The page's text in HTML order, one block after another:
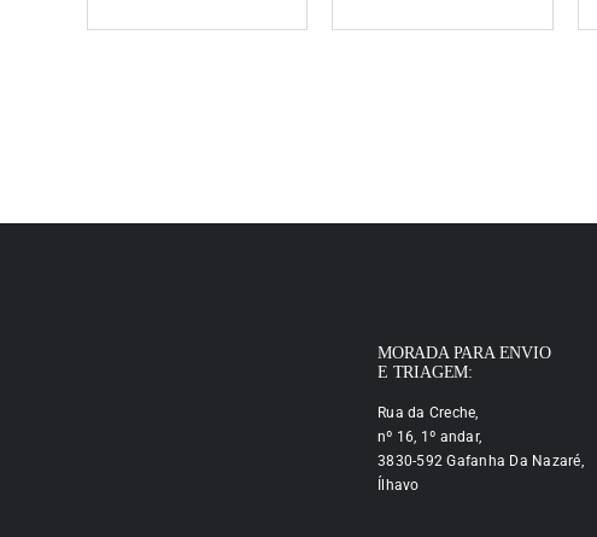
MORADA PARA ENVIO
E TRIAGEM:
Rua da Creche,
nº 16, 1º andar,
3830-592 Gafanha Da Nazaré,
Ílhavo